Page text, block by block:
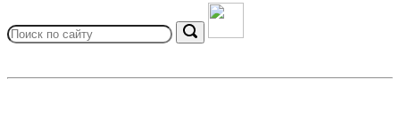
for:
Search